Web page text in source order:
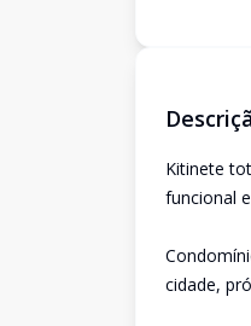
Kitinete
funcional
cidade,